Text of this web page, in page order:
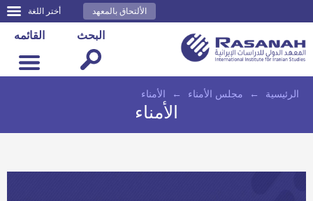
أختر اللغة الألتحاق بالمعهد
القائمه البحث
الرئيسية ← مجلس الأمناء ← الأمناء
الأمناء